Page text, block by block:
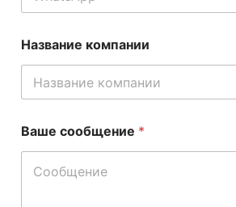
а
я
о
т
Название компании
Ваше сообщение *